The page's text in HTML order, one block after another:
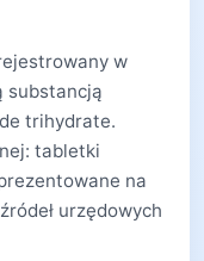
w
substancją
trihydrate.
tabletki
na
urzędowych